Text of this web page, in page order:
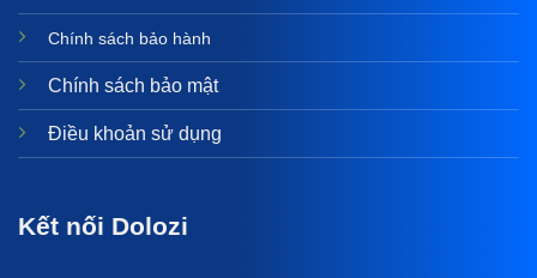
Chính sách bảo hành
Chính sách bảo mật
Điều khoản sử dụng
Kết nối Dolozi